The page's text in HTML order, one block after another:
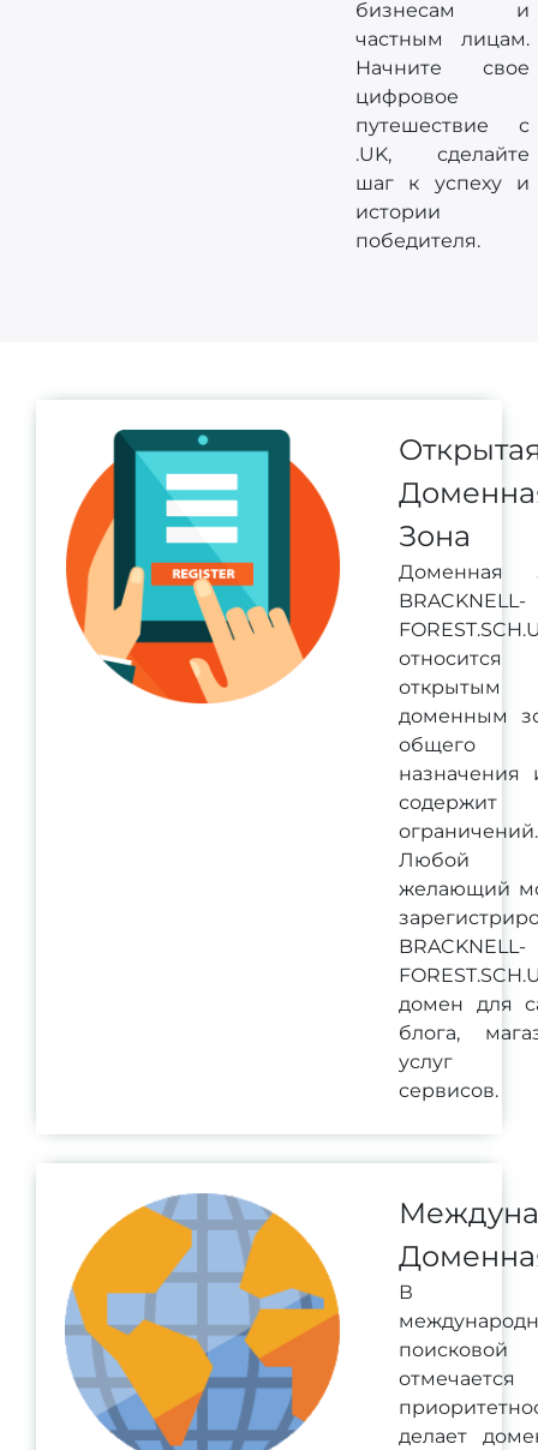
бизнесам и
частным лицам.
Начните свое
цифровое
путешествие с
.UK, сделайте
шаг к успеху и
истории
победителя.
Зона
Доменная
BRACKNELL-
открытым
доменным
общего
назначения
содержит
ограничений.
Любой
желающий
BRACKNELL-
домен для
блога,
услуг
сервисов.
В
отмечается
делает